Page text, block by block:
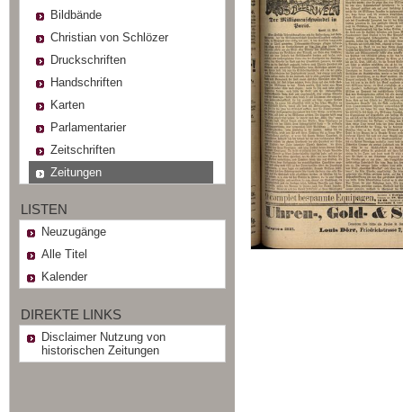
Bildbände
Christian von Schlözer
Druckschriften
Handschriften
Karten
Parlamentarier
Zeitschriften
Zeitungen
LISTEN
Neuzugänge
Alle Titel
Kalender
DIREKTE LINKS
Disclaimer Nutzung von
historischen Zeitungen